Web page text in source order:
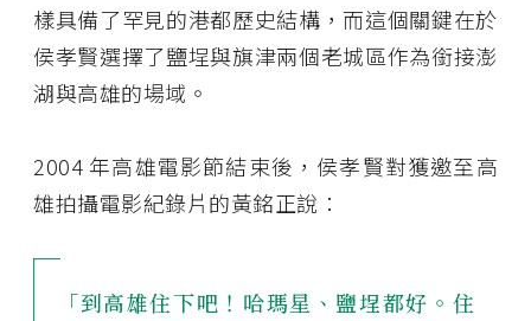
樣具備了罕見的港都歷史結構，而這個關鍵在於
侯孝賢選擇了鹽埕與旗津兩個老城區作為銜接澎
湖與高雄的場域。
2004 年高雄電影節結束後，侯孝賢對獲邀至高
雄拍攝電影紀錄片的黃銘正說：
「到高雄住下吧！哈瑪星、鹽埕都好。住